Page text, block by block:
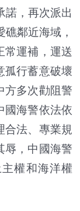
諾，再次派出
鄰近海域，
常運補，運送
孤行蓄意破壞
方多次勸阻警
國海警依法依
合法、專業規
辱，中國海警
權和海洋權